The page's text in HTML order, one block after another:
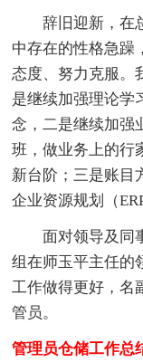
辞旧迎新，在
中存在的性格急躁
态度、努力克服。
是继续加强理论学
念，二是继续加强
班，做业务上的行
新台阶；三是账目
企业资源规划（
面对领导及同
组在师玉平主任的
工作做得更好，名
管员。
管理员仓储工作总